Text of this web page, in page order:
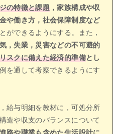
の特徴と課題 ，家族構成や収
や働き方，社会保障制度など
ができるようにする。また，
，失業，災害などの不可避的
リスクに備えた経済的準備とし
を通して考察できるようにす
給与明細を教材に，可処分所
造や収支のバランスについて